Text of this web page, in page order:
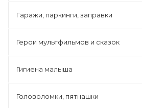
Гаражи, паркинги, заправки
Герои мультфильмов и сказок
Гигиена малыша
Головоломки, пятнашки